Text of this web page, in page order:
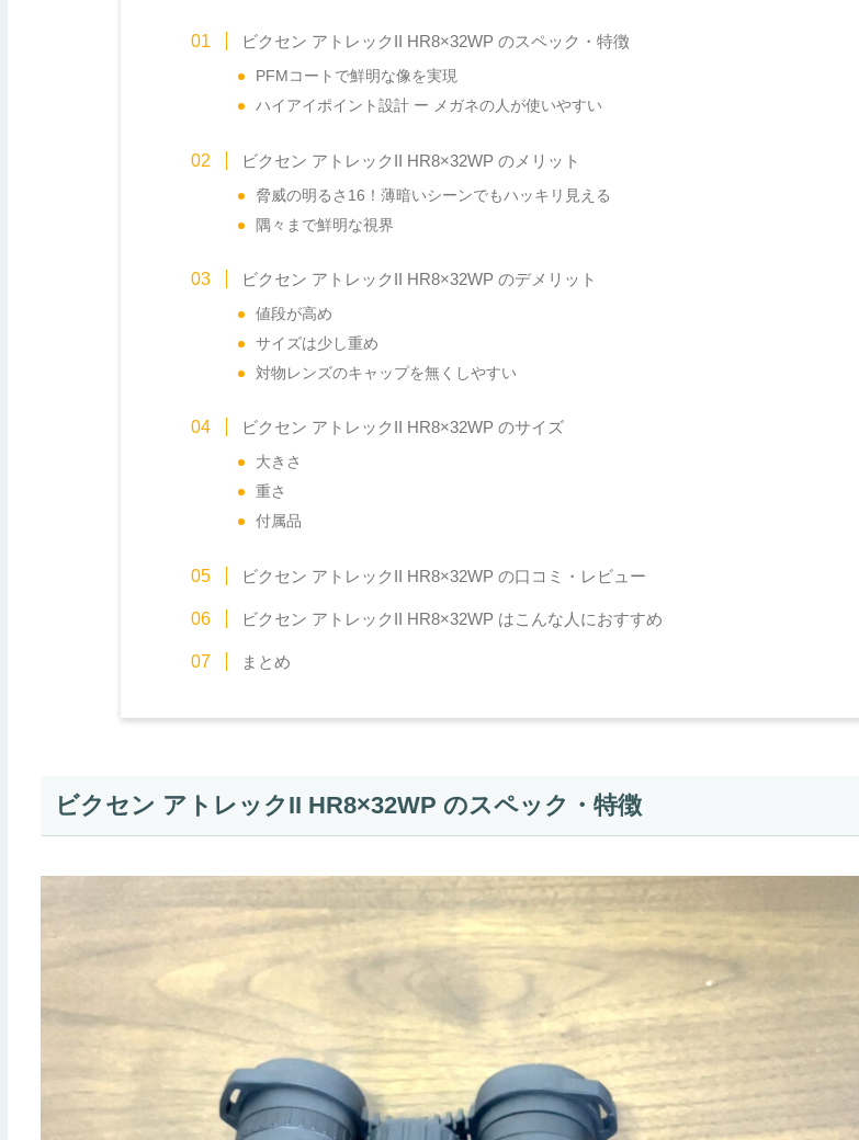
ビクセン アトレックII HR8×32WP のスペック・特徴
PFMコートで鮮明な像を実現
ハイアイポイント設計 ー メガネの人が使いやすい
ビクセン アトレックII HR8×32WP のメリット
脅威の明るさ16！薄暗いシーンでもハッキリ見える
隅々まで鮮明な視界
ビクセン アトレックII HR8×32WP のデメリット
値段が高め
サイズは少し重め
対物レンズのキャップを無くしやすい
ビクセン アトレックII HR8×32WP のサイズ
大きさ
重さ
付属品
ビクセン アトレックII HR8×32WP の口コミ・レビュー
ビクセン アトレックII HR8×32WP はこんな人におすすめ
まとめ
ビクセン アトレックII HR8×32WP のスペック・特徴